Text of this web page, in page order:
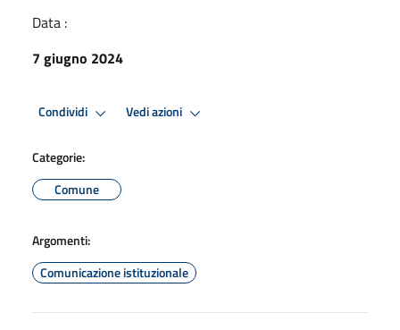
Data :
7 giugno 2024
Condividi Vedi azioni
Categorie:
Comune
Argomenti:
Comunicazione istituzionale